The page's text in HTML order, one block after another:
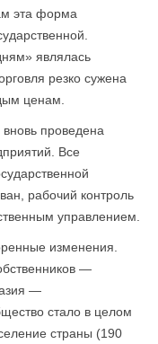
эта форма
являлась
резко сужена
ценам.
проведена
Все
рабочий контроль
управлением.
изменения.
—
—
стало в целом
страны (190